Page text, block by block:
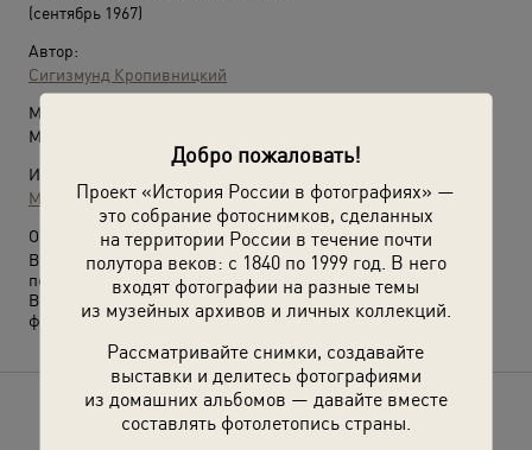
Добро пожаловать!
Проект «История России в фотографиях» —
это собрание фотоснимков, сделанных
на территории России в течение почти
полутора веков: с 1840 по 1999 год. В него
входят фотографии на разные темы
из музейных архивов и личных коллекций.
Рассматривайте снимки, создавайте
выставки и делитесь фотографиями
из домашних альбомов — давайте вместе
составлять фотолетопись страны.
(сентябрь 1967)
Автор:
Сигизмунд Кропивницкий
Место съемки:
Московская обл., пгт. Протвино
Источники:
МАММ / МДФ
О фотографии:
В 1989 году Протвино был преобразован в город областного
подчинения.
Выставка
«С мыслью о вечном двигателе»с этой
фотографией.
Расскажите друзьям об этом фото